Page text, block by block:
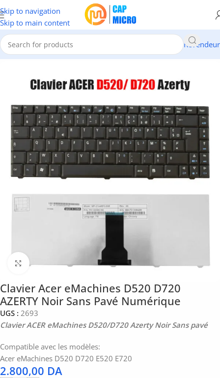
Skip to navigation
Skip to main content
Revendeur
/INFORMATIQUE/Portables & tablettes/Claviers Pc Portable
Click to enlarge
Clavier Acer eMachines D520 D720
AZERTY Noir Sans Pavé Numérique
UGS : 2693
Clavier ACER eMachines D520/D720 Azerty Noir Sans pavé
Compatible avec les modèles:
Acer eMachines D520 D720 E520 E720
2.800,00 DA